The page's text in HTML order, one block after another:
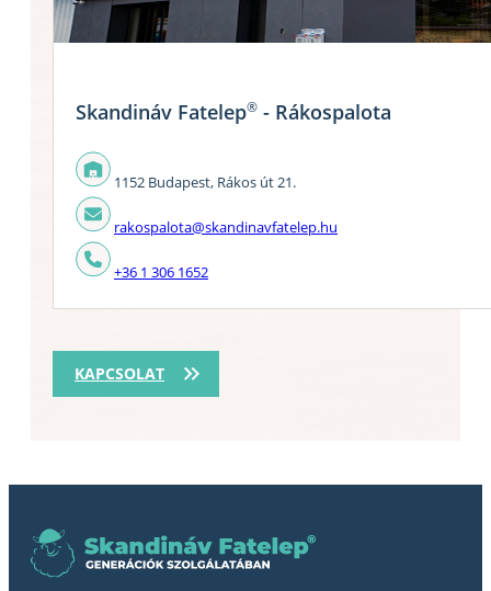
KAPCSOLAT
Skandináv Fatelep® - Rákospalota
1152 Budapest, Rákos út 21.
rakospalota@skandinavfatelep.hu
+36 1 306 1652